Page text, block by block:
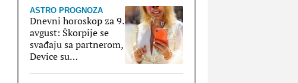
ASTRO PROGNOZA
Dnevni horoskop za 9.
avgust: Škorpije se
svađaju sa partnerom,
Device su